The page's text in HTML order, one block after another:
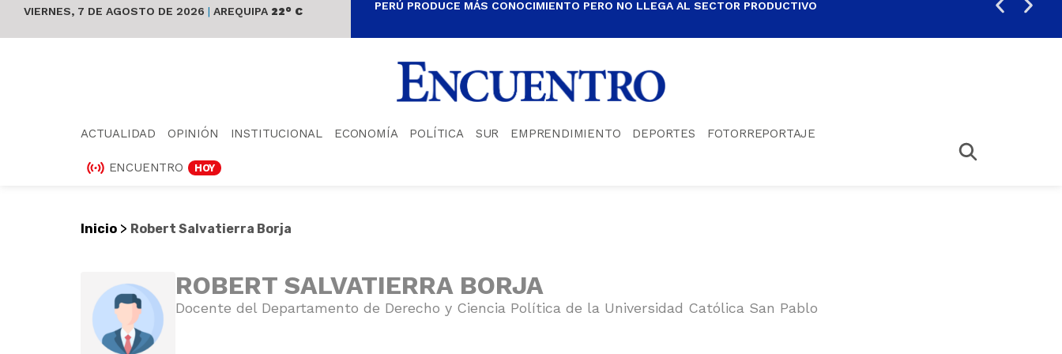
VIERNES, 7 DE AGOSTO DE 2026 | AREQUIPA 22° C PERÚ PRODUCE MÁS CONOCIMIENTO PERO NO LLEGA AL SECTOR PRODUCTIVO
ACTUALIDAD OPINIÓN INSTITUCIONAL ECONOMÍA POLÍTICA SUR EMPRENDIMIENTO DEPORTES FOTORREPORTAJE
ENCUENTRO HOY
Inicio > Robert Salvatierra Borja
ROBERT SALVATIERRA BORJA
Docente del Departamento de Derecho y Ciencia Política de la Universidad Católica San Pablo